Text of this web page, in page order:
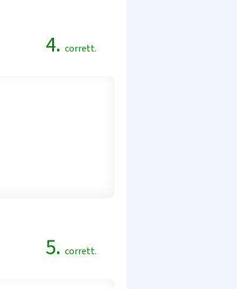
4. corrett.
5. corrett.